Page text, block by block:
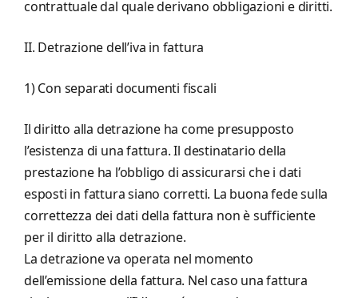
contrattuale dal quale derivano obbligazioni e diritti.
II. Detrazione dell’iva in fattura
1) Con separati documenti fiscali
Il diritto alla detrazione ha come presupposto
l’esistenza di una fattura. Il destinatario della
prestazione ha l’obbligo di assicurarsi che i dati
esposti in fattura siano corretti. La buona fede sulla
correttezza dei dati della fattura non è sufficiente
per il diritto alla detrazione.
La detrazione va operata nel momento
dell’emissione della fattura. Nel caso una fattura